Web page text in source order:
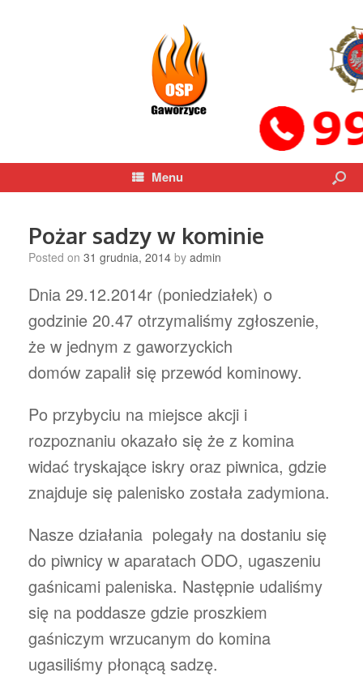
Menu
Pożar sadzy w kominie
Posted on 31 grudnia, 2014 by admin
Dnia 29.12.2014r (poniedziałek) o
godzinie 20.47 otrzymaliśmy zgłoszenie,
że w jednym z gaworzyckich
domów zapalił się przewód kominowy.
Po przybyciu na miejsce akcji i
rozpoznaniu okazało się że z komina
widać tryskające iskry oraz piwnica, gdzie
znajduje się palenisko została zadymiona.
Nasze działania polegały na dostaniu się
do piwnicy w aparatach ODO, ugaszeniu
gaśnicami paleniska. Następnie udaliśmy
się na poddasze gdzie proszkiem
gaśniczym wrzucanym do komina
ugasiliśmy płonącą sadzę.